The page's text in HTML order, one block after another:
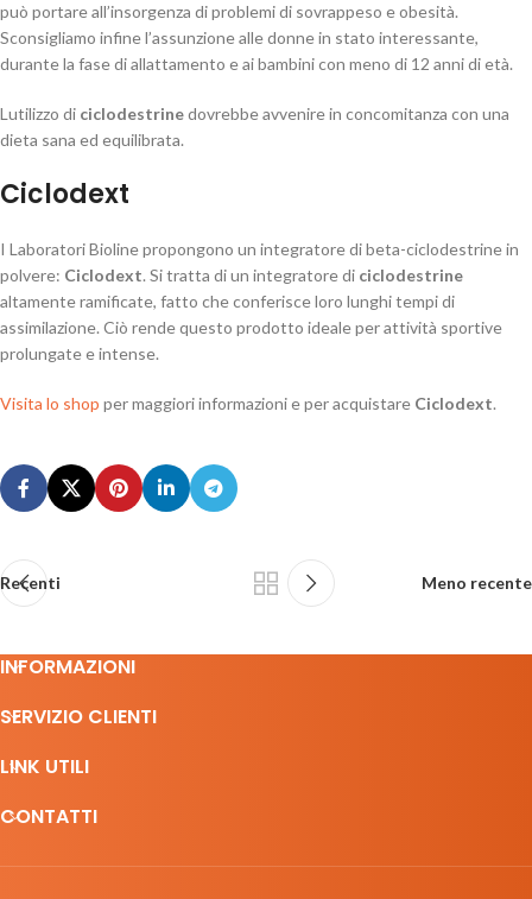
può portare all’insorgenza di problemi di sovrappeso e obesità.
Sconsigliamo infine l’assunzione alle donne in stato interessante,
durante la fase di allattamento e ai bambini con meno di 12 anni di età.
Lutilizzo di ciclodestrinedovrebbe avvenire in concomitanza con una
dieta sana ed equilibrata.
Ciclodext
I Laboratori Bioline propongono un integratore di beta-ciclodestrine in
polvere: Ciclodext. Si tratta di un integratore di ciclodestrine
altamente ramificate, fatto che conferisce loro lunghi tempi di
assimilazione. Ciò rende questo prodotto ideale per attività sportive
prolungate e intense.
Visita lo shop per maggiori informazioni e per acquistare Ciclodext.
Recenti Meno recente
INFORMAZIONI
SERVIZIO CLIENTI
LINK UTILI
CONTATTI